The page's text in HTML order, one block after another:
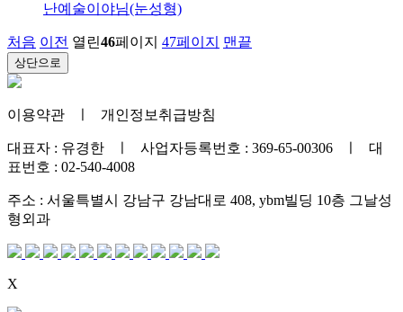
난예술이야님(눈성형)
처음 이전 열린46페이지 47페이지 맨끝
상단으로
이용약관 개인정보취급방침
대표자 : 유경한 ㅣ 사업자등록번호 : 369-65-00306 ㅣ 대
표번호 : 02-540-4008
주소 : 서울특별시 강남구 강남대로 408, ybm빌딩 10층 그날성
형외과
X